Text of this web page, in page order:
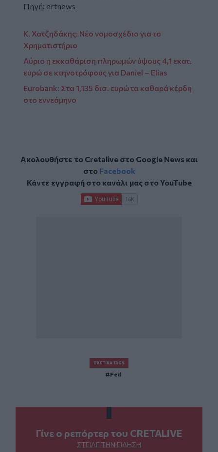
Πηγή: ertnews
Κ. Χατζηδάκης: Νέο νομοσχέδιο για το
Χρηματιστήριο
Αύριο η εκκαθάριση πληρωμών ύψους 4,1 εκατ.
ευρώ σε κτηνοτρόφους για Daniel – Elias
Eurobank: Στα 1,135 δισ. ευρώ τα καθαρά κέρδη
στο εννεάμηνο
Ακολουθήστε το Cretalive στο Google Newsκαι
στο Facebook
Κάντε εγγραφή στο κανάλι μας στοYouTube
ΣΧΕΤΙΚΆ TAGS
Fed
Γίνε ο ρεπόρτερ του CRETALIVE
ΣΤΕΊΛΕ ΤΗΝ ΕΊΔΗΣΗ